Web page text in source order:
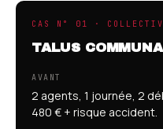
CAS N° 01 ·
TALUS
AVANT
2 agents, 1 journée, 2
480 € + risque accident.